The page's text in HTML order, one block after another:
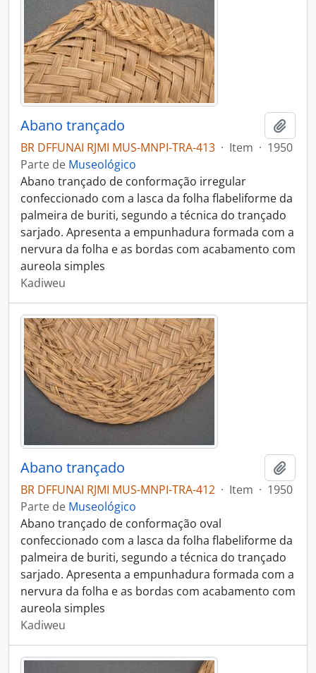
Abano trançado
BR DFFUNAI RJMI MUS-MNPI-TRA-413 · Item · 1950
Parte de Museológico
Abano trançado de conformação irregular
confeccionado com a lasca da folha flabeliforme da
palmeira de buriti, segundo a técnica do trançado
sarjado. Apresenta a empunhadura formada com a
nervura da folha e as bordas com acabamento com
aureola simples
Kadiweu
Abano trançado
BR DFFUNAI RJMI MUS-MNPI-TRA-412 · Item · 1950
Parte de Museológico
Abano trançado de conformação oval
confeccionado com a lasca da folha flabeliforme da
palmeira de buriti, segundo a técnica do trançado
sarjado. Apresenta a empunhadura formada com a
nervura da folha e as bordas com acabamento com
aureola simples
Kadiweu